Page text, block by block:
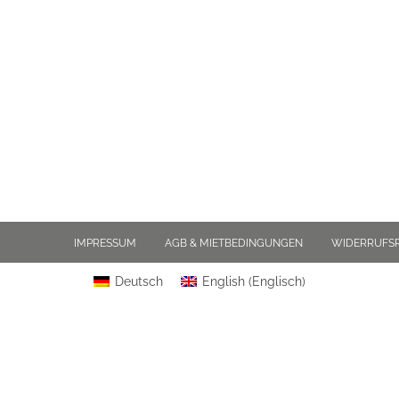
IMPRESSUM AGB & MIETBEDINGUNGEN
Deutsch English(Englisch)